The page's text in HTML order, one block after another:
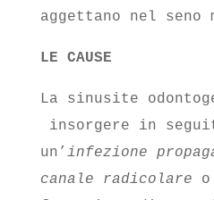
aggettano nel seno
LE CAUSE
La sinusite
insorgere in
un’ infezione
canale radicolare o